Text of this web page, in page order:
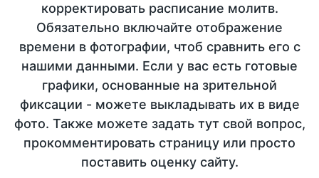
корректировать расписание молитв.
Обязательно включайте отображение
времени в фотографии, чтоб сравнить его с
нашими данными. Если у вас есть готовые
графики, основанные на зрительной
фиксации - можете выкладывать их в виде
фото. Также можете задать тут свой вопрос,
прокомментировать страницу или просто
поставить оценку сайту.